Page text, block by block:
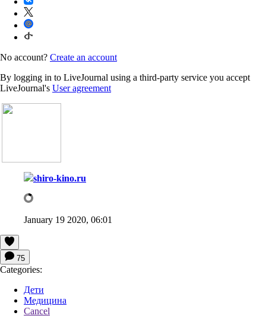
No account? Create an account
By logging in to LiveJournal using a third-party service you accept
LiveJournal's User agreement
shiro-kino.ru
January 19 2020, 06:01
75
Categories:
Дети
Медицина
Cancel